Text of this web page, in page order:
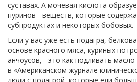
суставах. А мочевая кислота
пуринов - веществ, которые
субпродуктах и некоторых бобовых.
Если у вас уже есть подагра,
основе красного мяса, куриных
анчоусов, - это как подливать
в «Американском журнале
люди с подагрой, которые ели